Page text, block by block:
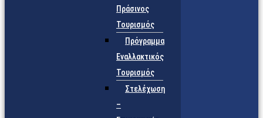
Πράσινος
Τουρισμός
Πρόγραμμα
Εναλλακτικός
Τουρισμός
Στελέχωση
–